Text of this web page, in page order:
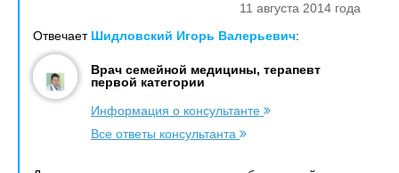
11 августа 2014 года
Отвечает Шидловский Игорь Валерьевич:
Врач семейной медицины, терапевт
первой категории
Информация о консультанте
Все ответы консультанта